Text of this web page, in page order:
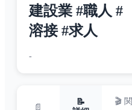
建設業 #職人 #
溶接 #求人
-
📄
📝
🎬 関